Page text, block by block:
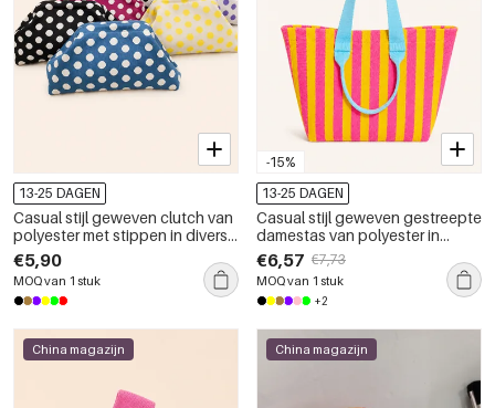
13-25 DAGEN
Casual stijl geweven clutch van
polyester met stippen in diverse
kleuren, gebreid en elastisch.
€5,90
MOQ van 1 stuk
-15%
13-25 DAGEN
Casual stijl geweven gestreepte
damestas van polyester in
diverse kleuren
€6,57 €7,73
MOQ van 1 stuk
+2
China magazijn China magazijn